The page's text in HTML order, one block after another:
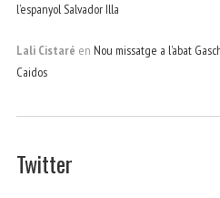
l’espanyol Salvador Illa
Lali Cistaré en Nou missatge a l’abat
Caidos
Twitter